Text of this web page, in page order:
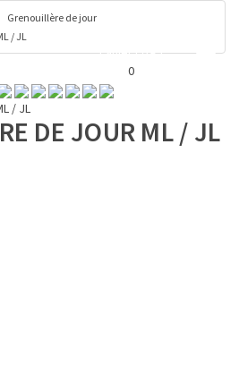
Panier ( 0 € )
0
Grenouillère de jour
/ JL
DE JOUR ML / JL